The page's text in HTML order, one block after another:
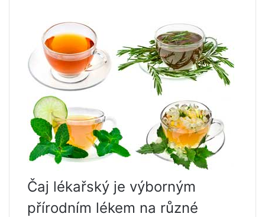
Čaj lékařský je výborným
přírodním lékem na různé